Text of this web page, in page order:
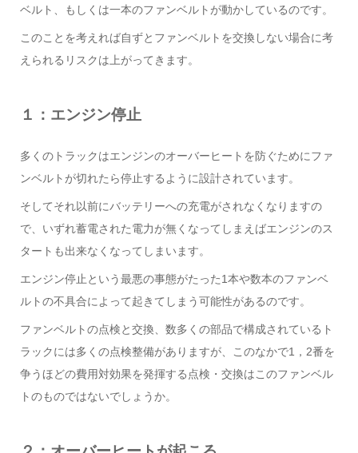
ベルト、もしくは一本のファンベルトが動かしているのです。
このことを考えれば自ずとファンベルトを交換しない場合に考
えられるリスクは上がってきます。
１：エンジン停止
多くのトラックはエンジンのオーバーヒートを防ぐためにファ
ンベルトが切れたら停止するように設計されています。
そしてそれ以前にバッテリーへの充電がされなくなりますの
で、いずれ蓄電された電力が無くなってしまえばエンジンのス
タートも出来なくなってしまいます。
エンジン停止という最悪の事態がたった1本や数本のファンベ
ルトの不具合によって起きてしまう可能性があるのです。
ファンベルトの点検と交換、数多くの部品で構成されているト
ラックには多くの点検整備がありますが、このなかで1，2番を
争うほどの費用対効果を発揮する点検・交換はこのファンベル
トのものではないでしょうか。